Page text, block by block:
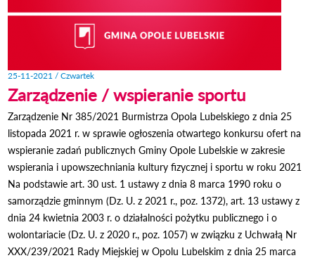
25-11-2021 / Czwartek
Zarządzenie / wspieranie sportu
Zarządzenie Nr 385/2021 Burmistrza Opola Lubelskiego z dnia 25
listopada 2021 r. w sprawie ogłoszenia otwartego konkursu ofert na
wspieranie zadań publicznych Gminy Opole Lubelskie w zakresie
wspierania i upowszechniania kultury fizycznej i sportu w roku 2021
Na podstawie art. 30 ust. 1 ustawy z dnia 8 marca 1990 roku o
samorządzie gminnym (Dz. U. z 2021 r., poz. 1372), art. 13 ustawy z
dnia 24 kwietnia 2003 r. o działalności pożytku publicznego i o
wolontariacie (Dz. U. z 2020 r., poz. 1057) w związku z Uchwałą Nr
XXX/239/2021 Rady Miejskiej w Opolu Lubelskim z dnia 25 marca